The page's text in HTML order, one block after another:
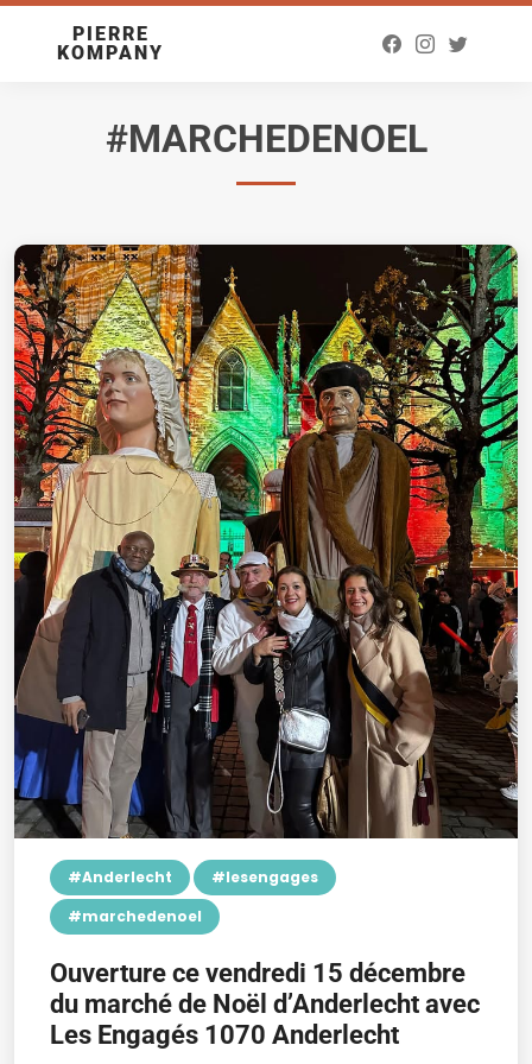
PIERRE
KOMPANY
#MARCHEDENOEL
#Anderlecht
#lesengages
#marchedenoel
Ouverture ce vendredi 15 décembre
du marché de Noël d’Anderlecht avec
Les Engagés 1070 Anderlecht